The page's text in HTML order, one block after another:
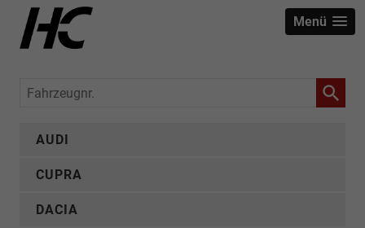
Menü
Fahrzeugnr.
AUDI
CUPRA
DACIA